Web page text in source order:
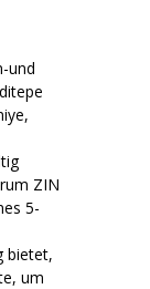
und
ZIN
5-
bietet,
um